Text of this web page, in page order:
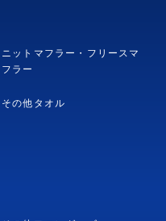
ニットマフラー・フリースマ
フラー
その他タオル